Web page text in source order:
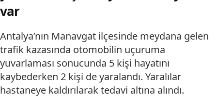
var
Antalya’nın Manavgat ilçesinde meydana gelen
trafik kazasında otomobilin uçuruma
yuvarlaması sonucunda 5 kişi hayatını
kaybederken 2 kişi de yaralandı. Yaralılar
hastaneye kaldırılarak tedavi altına alındı.